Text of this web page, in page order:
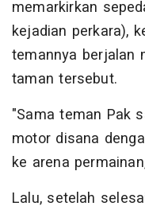
memarkirkan
kejadian perkara),
temannya berjalan
taman tersebut.
"Sama teman Pak
motor disana
ke arena
Lalu, setelah